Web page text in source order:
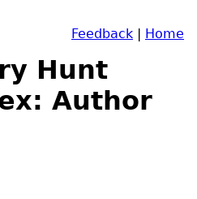
Feedback | Home
Hunt
Author